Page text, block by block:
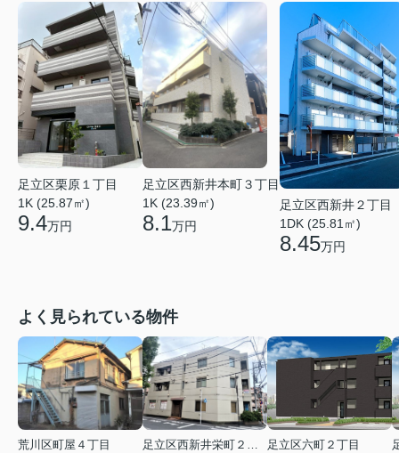
足立区栗原１丁目
1K (25.87㎡)
9.4万円
足立区西新井本町３丁目
1K (23.39㎡)
8.1万円
足立区西新井２丁目
1DK (25.81㎡)
8.45万円
よく見られている物件
荒川区町屋４丁目
足立区六町２丁目